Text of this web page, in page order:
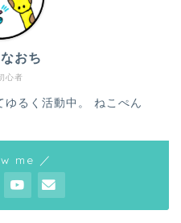
心者
おち
ゆるく活動中。 ねこぺん
me ／